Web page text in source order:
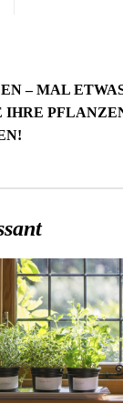
– MAL
IHRE